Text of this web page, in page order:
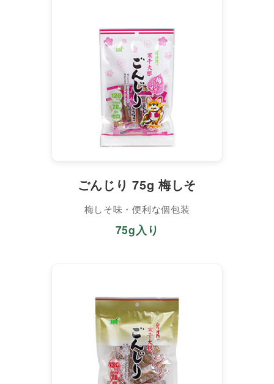
ごんじり 75g 梅しそ
梅しそ味・便利な個包装
75g入り